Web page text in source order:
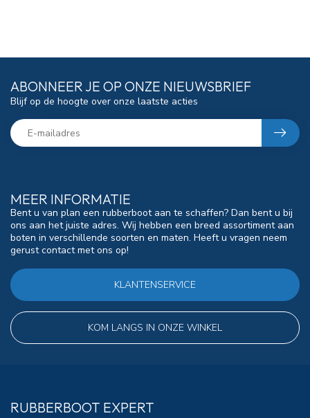
MEER INFORMATIE
Bent u van plan een rubberboot aan te schaffen? Dan bent u bij
ons aan het juiste adres. Wij hebben een breed assortiment aan
boten in verschillende soorten en maten. Heeft u vragen neem
gerust contact met ons op!
KLANTENSERVICE
KOM LANGS IN ONZE WINKEL
ABONNEER JE OP ONZE NIEUWSBRIEF
Blijf op de hoogte over onze laatste acties
RUBBERBOOT EXPERT